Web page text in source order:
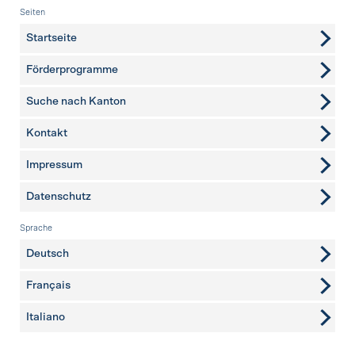
Fusszeile
Seiten
Startseite
Förderprogramme
Suche nach Kanton
weitere Seiten
Kontakt
Impressum
Datenschutz
Sprache
Deutsch
Français
Italiano